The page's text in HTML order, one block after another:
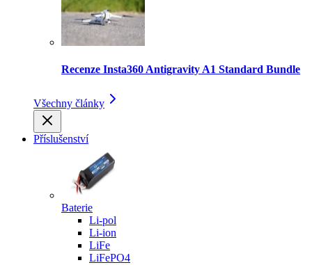
Recenze Insta360 Antigravity A1 Standard Bundle
Všechny články
Příslušenství
Baterie
Li-pol
Li-ion
LiFe
LiFePO4